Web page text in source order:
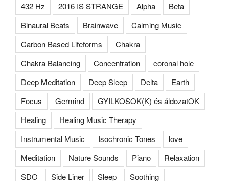
432 Hz 2016 IS STRANGE Alpha
Beta
Binaural Beats
Brainwave
Calming Music
Carbon Based Lifeforms
Chakra
Chakra Balancing
Concentration
coronal hole
Deep Meditation
Deep Sleep Delta
Earth
Focus
Germind
GYILKOSOK(K) és áldozatOK
Healing
Healing Music Therapy
Instrumental Music
Isochronic Tones
love
Meditation
Nature Sounds Piano
Relaxation
SDO
Side Liner Sleep Soothing